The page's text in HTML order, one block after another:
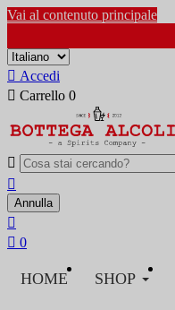
Vai al contenuto principale
 Accedi
 Carrello 0


Annulla

 0
HOME SHOP